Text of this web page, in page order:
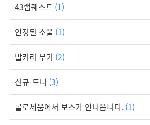
43랩퀘스트 (1)
안정된 소울 (1)
발키리 무기 (2)
신규-드나 (3)
콜로세움에서 보스가 안나옵니다. (1)